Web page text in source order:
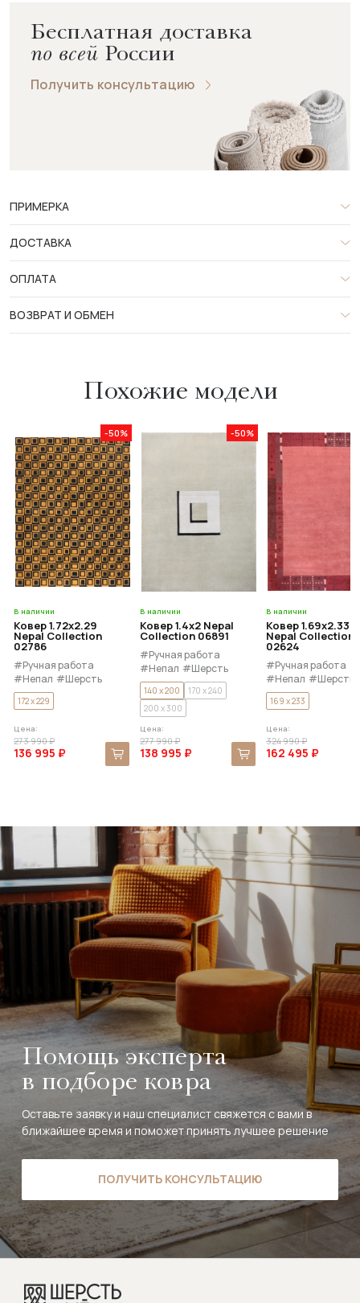
Бесплатная доставка
по всей России
Получить консультацию
ПРИМЕРКА
ДОСТАВКА
ОПЛАТА
ВОЗВРАТ И ОБМЕН
Похожие модели
-50%
В наличии
Ковер 1.72x2.29
Nepal Collection
02786
#Ручная работа
#Непал #Шерсть
172 x 229
Цена:
273 990 ₽
136 995 ₽
-50%
В наличии
Ковер 1.4x2 Nepal
Collection 06891
#Ручная работа
#Непал #Шерсть
140 x 200
170 x 240
200 x 300
Цена:
277 990 ₽
138 995 ₽
В наличии
Ковер 1.69x2.33
Nepal Collection
02624
#Ручная работа
#Непал #Шерсть
169 x 233
Цена:
324 990 ₽
162 495 ₽
Помощь эксперта
в подборе ковра
Оставьте заявку и наш специалист свяжется с вами в
ближайшее время и поможет принять лучшее решение
ПОЛУЧИТЬ КОНСУЛЬТАЦИЮ